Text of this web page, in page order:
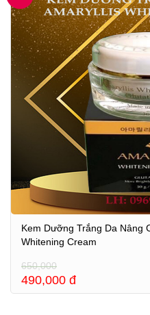
Kem Dưỡng Trắng Da Nâng
Whitening Cream
650,000
490,000 đ